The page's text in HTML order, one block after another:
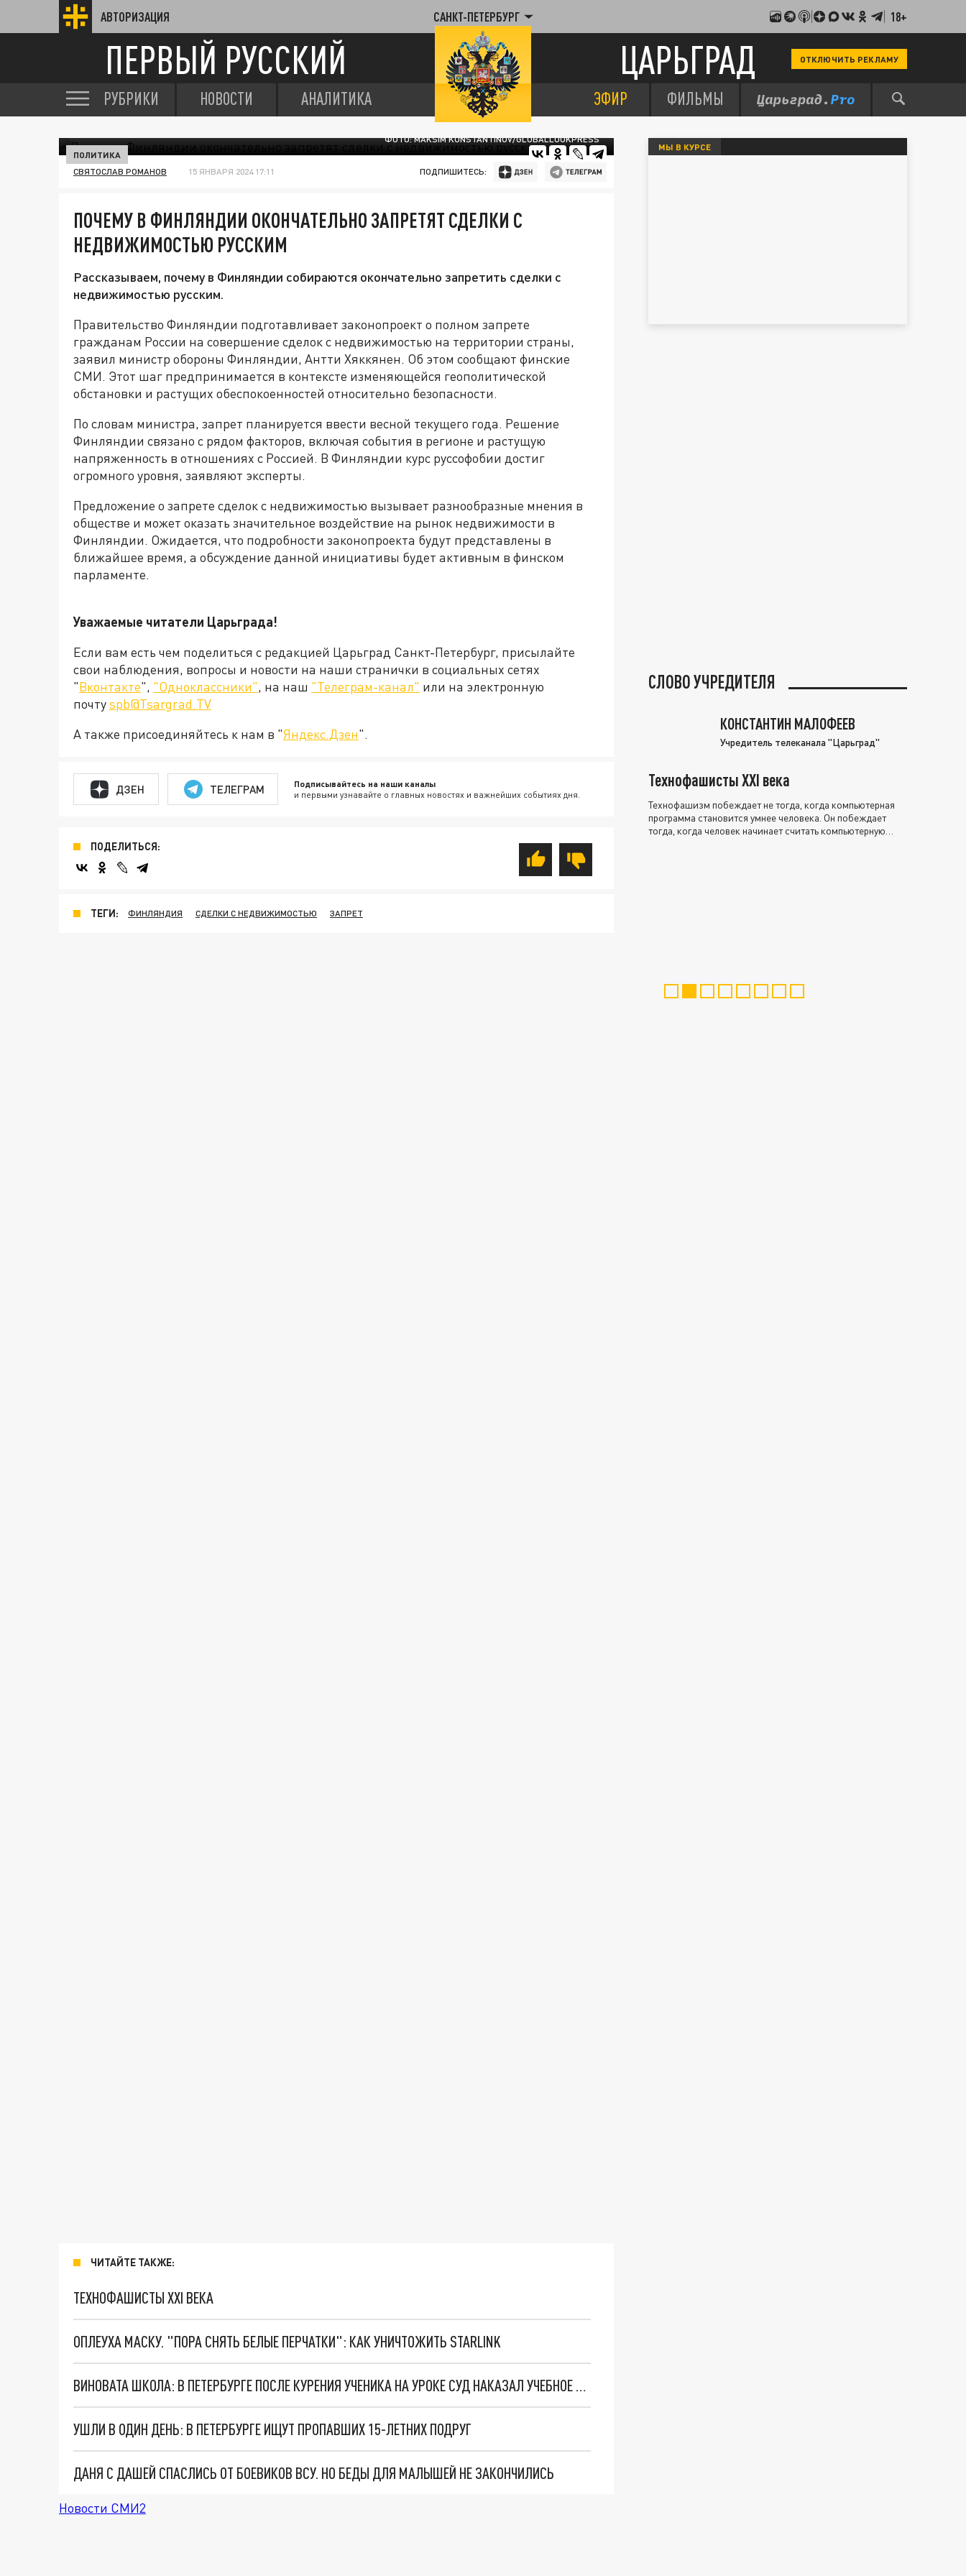
АВТОРИЗАЦИЯ САНКТ-ПЕТЕРБУРГ 18+
ПЕРВЫЙ РУССКИЙ ЦАРЬГРАД ОТКЛЮЧИТЬ РЕКЛАМУ
РУБРИКИ НОВОСТИ АНАЛИТИКА ЭФИР ФИЛЬМЫ
ФОТО: MAKSIM KONSTANTINOV/GLOBALLOOKPRESS
ПОЛИТИКА
СВЯТОСЛАВ РОМАНОВ 15 ЯНВАРЯ 2024 17:11 ПОДПИШИТЕСЬ:
ПОЧЕМУ В ФИНЛЯНДИИ ОКОНЧАТЕЛЬНО ЗАПРЕТЯТ СДЕЛКИ С
НЕДВИЖИМОСТЬЮ РУССКИМ
Рассказываем, почему в Финляндии собираются окончательно запретить сделки с
недвижимостью русским.
Правительство Финляндии подготавливает законопроект о полном запрете
гражданам России на совершение сделок с недвижимостью на территории страны,
заявил министр обороны Финляндии, Антти Хяккянен. Об этом сообщают финские
СМИ. Этот шаг предпринимается в контексте изменяющейся геополитической
обстановки и растущих обеспокоенностей относительно безопасности.
По словам министра, запрет планируется ввести весной текущего года. Решение
Финляндии связано с рядом факторов, включая события в регионе и растущую
напряженность в отношениях с Россией. В Финляндии курс руссофобии достиг
огромного уровня, заявляют эксперты.
Предложение о запрете сделок с недвижимостью вызывает разнообразные мнения в
обществе и может оказать значительное воздействие на рынок недвижимости в
Финляндии. Ожидается, что подробности законопроекта будут представлены в
ближайшее время, а обсуждение данной инициативы будет активным в финском
парламенте.
Уважаемые читатели Царьграда!
Если вам есть чем поделиться с редакцией Царьград Санкт-Петербург, присылайте
свои наблюдения, вопросы и новости на наши странички в социальных сетях
"Вконтакте", "Одноклассники", на наш "Телеграм-канал" или на электронную
почтуspb@Tsargrad.TV
А также присоединяйтесь к нам в "Яндекс.Дзен".
ДЗЕН ТЕЛЕГРАМ Подписывайтесь на наши каналы
и первыми узнавайте о главных новостях и важнейших событиях дня.
ПОДЕЛИТЬСЯ:
ТЕГИ: ФИНЛЯНДИЯ СДЕЛКИ С НЕДВИЖИМОСТЬЮ ЗАПРЕТ
ЧИТАЙТЕ ТАКЖЕ:
ТЕХНОФАШИСТЫ XXI ВЕКА
ОПЛЕУХА МАСКУ. "ПОРА СНЯТЬ БЕЛЫЕ ПЕРЧАТКИ": КАК УНИЧТОЖИТЬ STARLINK
ВИНОВАТА ШКОЛА: В ПЕТЕРБУРГЕ ПОСЛЕ КУРЕНИЯ УЧЕНИКА НА УРОКЕ СУД НАКАЗАЛ УЧЕБНОЕ ЗАВЕДЕНИЕ
УШЛИ В ОДИН ДЕНЬ: В ПЕТЕРБУРГЕ ИЩУТ ПРОПАВШИХ 15-ЛЕТНИХ ПОДРУГ
ДАНЯ С ДАШЕЙ СПАСЛИСЬ ОТ БОЕВИКОВ ВСУ. НО БЕДЫ ДЛЯ МАЛЫШЕЙ НЕ ЗАКОНЧИЛИСЬ
Новости СМИ2
МЫ В КУРСЕ
СЛОВО УЧРЕДИТЕЛЯ
КОНСТАНТИН МАЛОФЕЕВ
Учредитель телеканала "Царьград"
Технофашисты XXI века
Технофашизм побеждает не тогда, когда компьютерная
программа становится умнее человека. Он побеждает
тогда, когда человек начинает считать компьютерную